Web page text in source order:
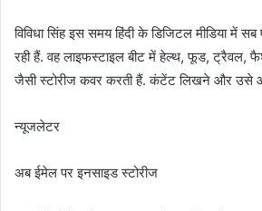
विविधा सिंह इस समय हिंदी के डिजिटल मीडिया में
रही हैं. वह लाइफस्टाइल बीट में हेल्थ, फूड, ट्रैवल,
जैसी स्टोरीज कवर करती हैं. कंटेंट लिखने और
न्यूजलेटर
अब ईमेल पर इनसाइड स्‍टोर‍ीज